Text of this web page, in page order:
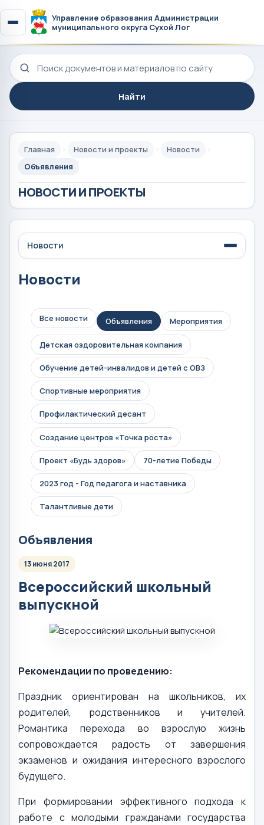
Управление образования Администрации
муниципального округа Сухой Лог
Поиск по сайту
Найти
Главная Новости и проекты
Новости
Объявления
НОВОСТИ И ПРОЕКТЫ
Новости
Новости
Все новости Объявления Мероприятия
Детская оздоровительная компания
Обучение детей-инвалидов и детей с ОВЗ
Спортивные мероприятия
Профилактический десант
Создание центров «Точка роста»
Проект «Будь здоров» 70-летие Победы
2023 год - Год педагога и наставника
Талантливые дети
Объявления
13 июня 2017
Всероссийский школьный
выпускной
Рекомендации по проведению:
Праздник ориентирован на школьников, их
родителей, родственников и учителей.
Романтика перехода во взрослую жизнь
сопровождается радость от завершения
экзаменов и ожидания интересного взрослого
будущего.
При формировании эффективного подхода к
работе с молодыми гражданами государства